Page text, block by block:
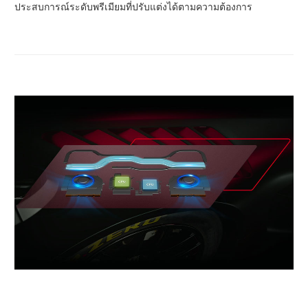
ประสบการณ์ระดับพรีเมียมที่ปรับแต่งได้ตามความต้องการ